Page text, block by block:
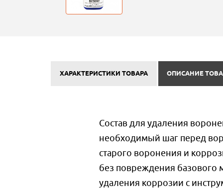
ХАРАКТЕРИСТИКИ ТОВАРА ОПИСАНИЕ
Состав для удаления
необходимый шаг перед
старого воронения и
без повреждения базового
удаления коррозии с